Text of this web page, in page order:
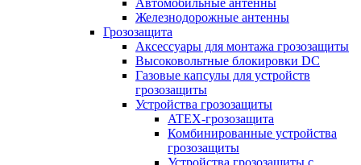
Автомобильные антенны
Железнодорожные антенны
Грозозащита
Аксессуары для монтажа грозозащиты
Высоковольтные блокировки DC
Газовые капсулы для устройств
грозозащиты
Устройства грозозащиты
ATEX-грозозащита
Комбинированные устройства
грозозащиты
Устройства грозозащиты с